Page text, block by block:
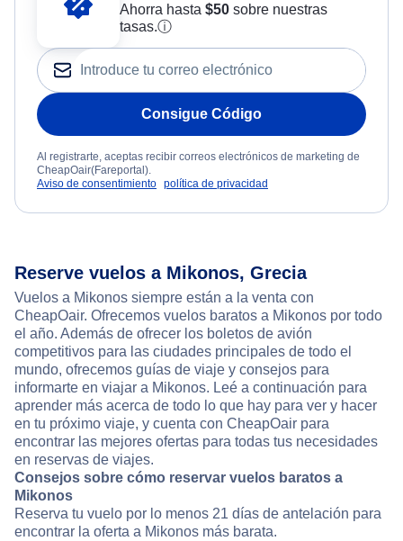
Ahorra hasta $50sobre nuestras
tasas.ⓘ
Consigue Código
Al registrarte, aceptas recibir correos electrónicos de marketing de
CheapOair(Fareportal).
Aviso de consentimiento política de privacidad
Reserve vuelos a Mikonos, Grecia
Vuelos a Mikonos siempre están a la venta con
CheapOair. Ofrecemos vuelos baratos a Mikonos por todo
el año. Además de ofrecer los boletos de avión
competitivos para las ciudades principales de todo el
mundo, ofrecemos guías de viaje y consejos para
informarte en viajar a Mikonos. Leé a continuación para
aprender más acerca de todo lo que hay para ver y hacer
en tu próximo viaje, y cuenta con CheapOair para
encontrar las mejores ofertas para todas tus necesidades
en reservas de viajes.
Consejos sobre cómo reservar vuelos baratos a
Mikonos
Reserva tu vuelo por lo menos 21 días de antelación para
encontrar la oferta a Mikonos más barata.